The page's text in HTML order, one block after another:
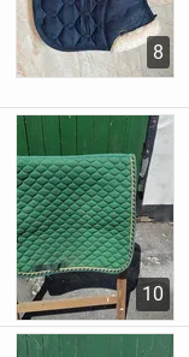
8
10